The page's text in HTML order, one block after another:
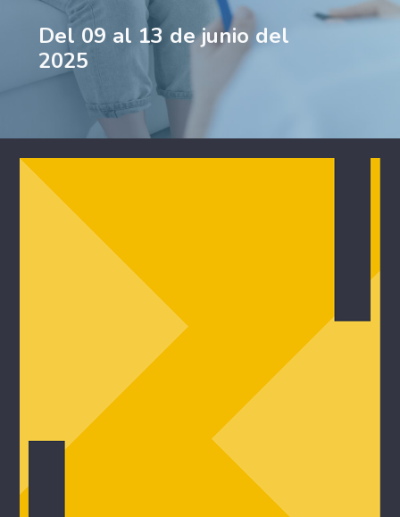
Del 09 al 13 de junio del
2025